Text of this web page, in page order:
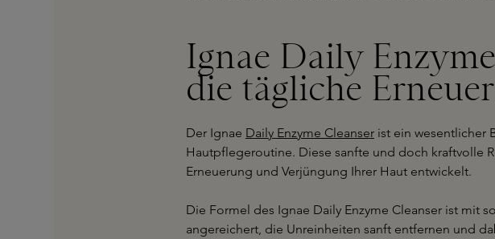
Ignae Daily Enzyme
die tägliche
Der Ignae Daily Enzyme Cleanser ist ein wesentlicher
Hautpflegeroutine. Diese sanfte und doch kraftvolle
Erneuerung und Verjüngung Ihrer Haut entwickelt.
Die Formel des Ignae Daily Enzyme Cleanser ist mit
angereichert, die Unreinheiten sanft entfernen und